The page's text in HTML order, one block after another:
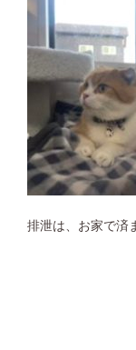
排泄は、お家で済